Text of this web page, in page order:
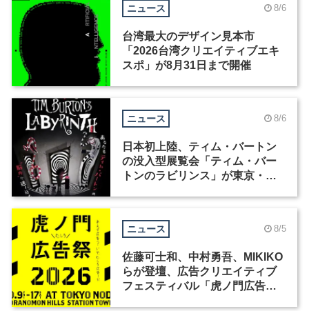
ニュース 8/6
台湾最大のデザイン見本市
「2026台湾クリエイティブエキ
スポ」が8月31日まで開催
ニュース 8/6
日本初上陸、ティム・バートン
の没入型展覧会「ティム・バー
トンのラビリンス」が東京・豊
ニュース 8/5
佐藤可士和、中村勇吾、MIKIKO
らが登壇、広告クリエイティブ
フェスティバル「虎ノ門広告